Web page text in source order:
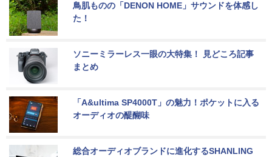
鳥肌ものの「DENON HOME」サウンドを体感し
た！
ソニーミラーレス一眼の大特集！ 見どころ記事
まとめ
「A&ultima SP4000T」の魅力！ポケットに入る
オーディオの醍醐味
総合オーディオブランドに進化するSHANLING